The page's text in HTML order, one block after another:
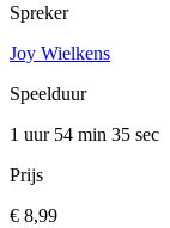
Spreker
Joy Wielkens
Speelduur
1 uur 54 min 35 sec
Prijs
€ 8,99